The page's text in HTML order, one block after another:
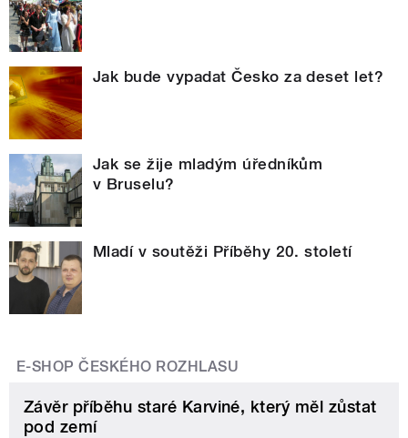
Jak bude vypadat Česko za deset let?
Jak se žije mladým úředníkům
v Bruselu?
Mladí v soutěži Příběhy 20. století
E-SHOP ČESKÉHO ROZHLASU
Závěr příběhu staré Karviné, který měl zůstat
pod zemí